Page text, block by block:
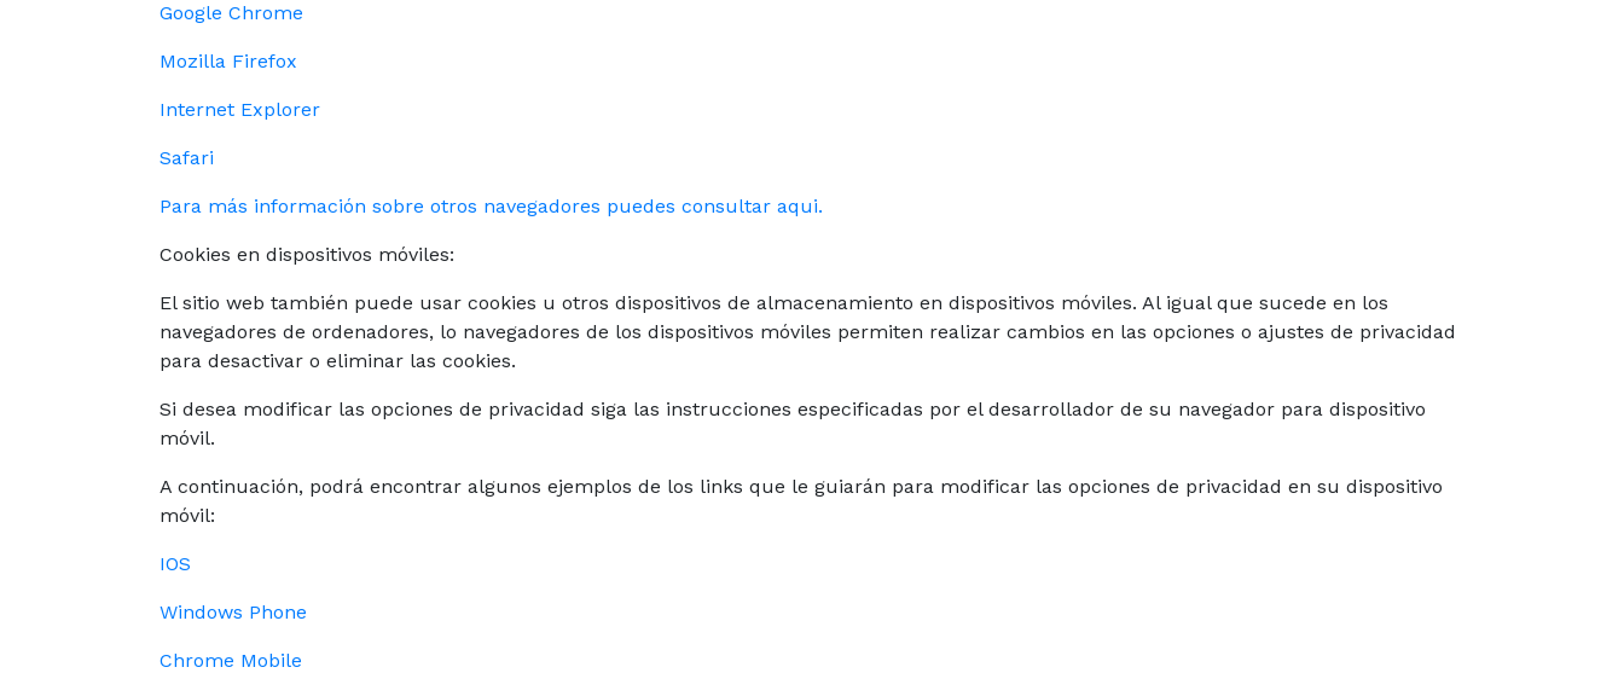
Google Chrome
Mozilla Firefox
Internet Explorer
Safari
Para más información sobre otros navegadores puedes consultar aqui.
Cookies en dispositivos móviles:
El sitio web también puede usar cookies u otros dispositivos de almacenamiento en dispositivos móviles. Al igual que sucede en los
navegadores de ordenadores, lo navegadores de los dispositivos móviles permiten realizar cambios en las opciones o ajustes de privacidad
para desactivar o eliminar las cookies.
Si desea modificar las opciones de privacidad siga las instrucciones especificadas por el desarrollador de su navegador para dispositivo
móvil.
A continuación, podrá encontrar algunos ejemplos de los links que le guiarán para modificar las opciones de privacidad en su dispositivo
móvil:
IOS
Windows Phone
Chrome Mobile